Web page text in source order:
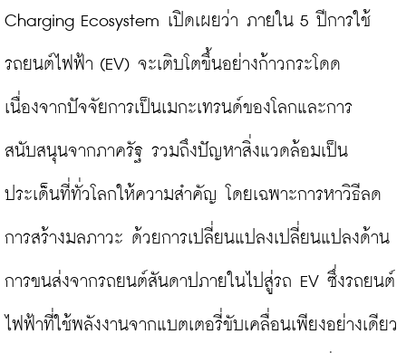
Charging Ecosystem เปิดเผยว่า ภายใน 5 ปีการใช้
รถยนต์ไฟฟ้า (EV) จะเติบโตขึ้นอย่างก้าวกระโดด
เนื่องจากปัจจัยการเป็นเมกะเทรนด์ของโลกและการ
สนับสนุนจากภาครัฐ รวมถึงปัญหาสิ่งแวดล้อมเป็น
ประเด็นที่ทั่วโลกให้ความสำคัญ โดยเฉพาะการหาวิธีลด
การสร้างมลภาวะ ด้วยการเปลี่ยนแปลงเปลี่ยนแปลงด้าน
การขนส่งจากรถยนต์สันดาปภายในไปสู่รถ EV ซึ่งรถยนต์
ไฟฟ้าที่ใช้พลังงานจากแบตเตอรี่ขับเคลื่อนเพียงอย่างเดียว